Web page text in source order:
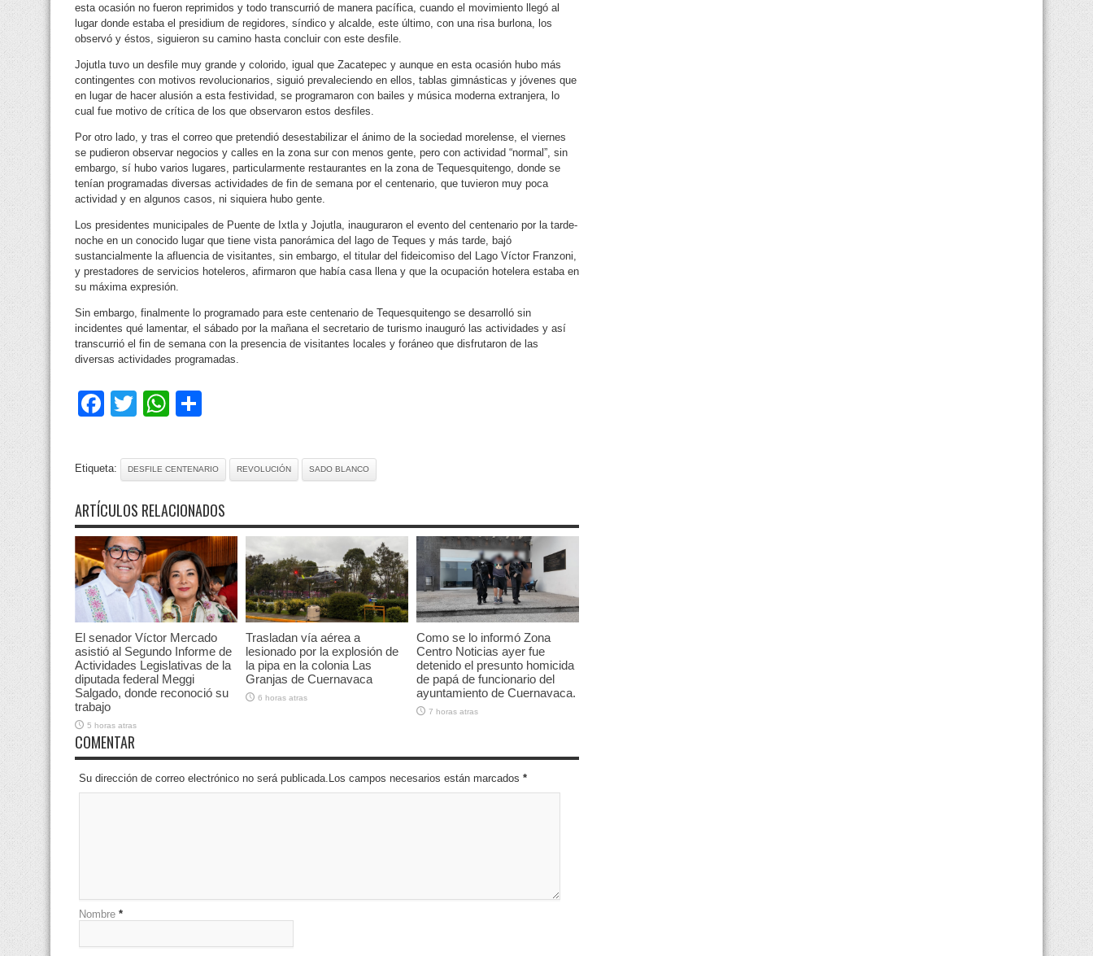
esta ocasión no fueron reprimidos y todo transcurrió de manera pacífica, cuando el movimiento llegó al
lugar donde estaba el presidium de regidores, síndico y alcalde, este último, con una risa burlona, los
observó y éstos, siguieron su camino hasta concluir con este desfile.
Jojutla tuvo un desfile muy grande y colorido, igual que Zacatepec y aunque en esta ocasión hubo más
contingentes con motivos revolucionarios, siguió prevaleciendo en ellos, tablas gimnásticas y jóvenes que
en lugar de hacer alusión a esta festividad, se programaron con bailes y música moderna extranjera, lo
cual fue motivo de crítica de los que observaron estos desfiles.
Por otro lado, y tras el correo que pretendió desestabilizar el ánimo de la sociedad morelense, el viernes
se pudieron observar negocios y calles en la zona sur con menos gente, pero con actividad “normal”, sin
embargo, sí hubo varios lugares, particularmente restaurantes en la zona de Tequesquitengo, donde se
tenían programadas diversas actividades de fin de semana por el centenario, que tuvieron muy poca
actividad y en algunos casos, ni siquiera hubo gente.
Los presidentes municipales de Puente de Ixtla y Jojutla, inauguraron el evento del centenario por la tarde-
noche en un conocido lugar que tiene vista panorámica del lago de Teques y más tarde, bajó
sustancialmente la afluencia de visitantes, sin embargo, el titular del fideicomiso del Lago Víctor Franzoni,
y prestadores de servicios hoteleros, afirmaron que había casa llena y que la ocupación hotelera estaba en
su máxima expresión.
Sin embargo, finalmente lo programado para este centenario de Tequesquitengo se desarrolló sin
incidentes qué lamentar, el sábado por la mañana el secretario de turismo inauguró las actividades y así
transcurrió el fin de semana con la presencia de visitantes locales y foráneo que disfrutaron de las
diversas actividades programadas.
Facebook
TwitterWhatsApp
Etiqueta: DESFILE CENTENARIO REVOLUCIÓN SADO BLANCO
ARTÍCULOS RELACIONADOS
El senador Víctor Mercado
asistió al Segundo Informe de
Actividades Legislativas de la
diputada federal Meggi
Salgado, donde reconoció su
trabajo
5 horas atras
Trasladan vía aérea a
lesionado por la explosión de
la pipa en la colonia Las
Granjas de Cuernavaca
6 horas atras
Como se lo informó Zona
Centro Noticias ayer fue
detenido el presunto homicida
de papá de funcionario del
ayuntamiento de Cuernavaca.
7 horas atras
COMENTAR
Su dirección de correo electrónico no será publicada.Los campos necesarios están marcados *
Nombre *